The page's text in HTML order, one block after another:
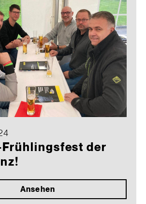
Frühlingsfest der
Ansehen